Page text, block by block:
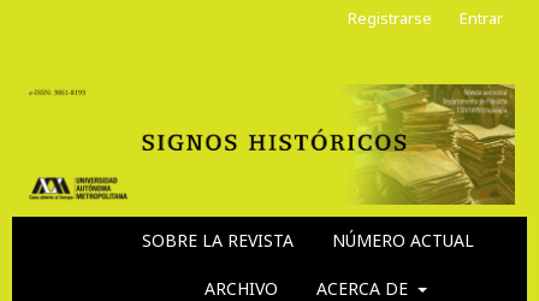
SOBRE LA REVISTA NÚMERO ACTUAL
ARCHIVO ACERCA DE
Registrarse Entrar